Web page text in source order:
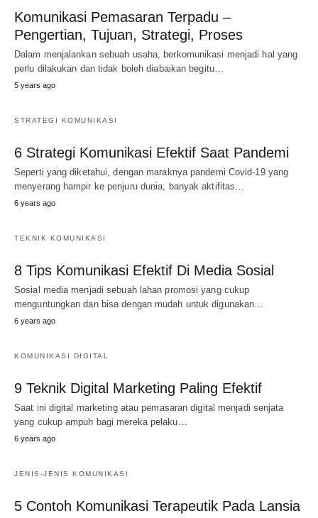
Komunikasi Pemasaran Terpadu –
Pengertian, Tujuan, Strategi, Proses
Dalam menjalankan sebuah usaha, berkomunikasi menjadi hal yang
perlu dilakukan dan tidak boleh diabaikan begitu…
5 years ago
STRATEGI KOMUNIKASI
6 Strategi Komunikasi Efektif Saat Pandemi
Seperti yang diketahui, dengan maraknya pandemi Covid-19 yang
menyerang hampir ke penjuru dunia, banyak aktifitas…
6 years ago
TEKNIK KOMUNIKASI
8 Tips Komunikasi Efektif Di Media Sosial
Sosial media menjadi sebuah lahan promosi yang cukup
menguntungkan dan bisa dengan mudah untuk digunakan…
6 years ago
KOMUNIKASI DIGITAL
9 Teknik Digital Marketing Paling Efektif
Saat ini digital marketing atau pemasaran digital menjadi senjata
yang cukup ampuh bagi mereka pelaku…
6 years ago
JENIS-JENIS KOMUNIKASI
5 Contoh Komunikasi Terapeutik Pada Lansia